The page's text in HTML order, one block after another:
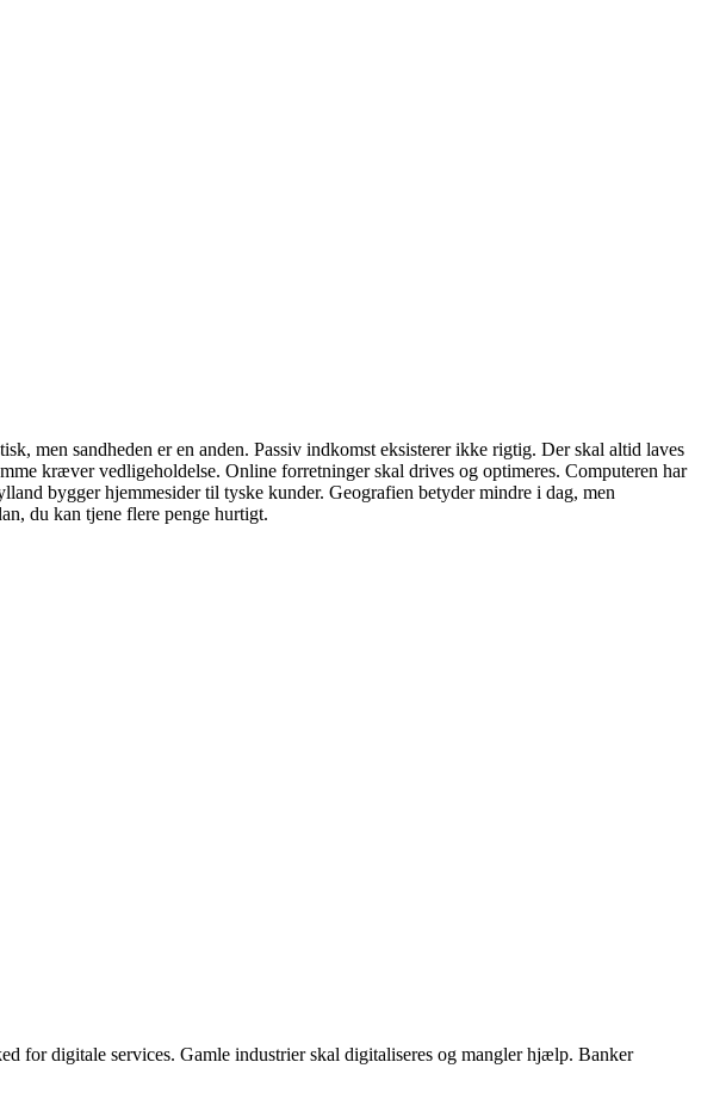
men sandheden er en anden. Passiv indkomst eksisterer ikke rigtig. Der skal altid laves
kræver vedligeholdelse. Online forretninger skal drives og optimeres. Computeren har
bygger hjemmesider til tyske kunder. Geografien betyder mindre i dag, men
du kan tjene flere penge hurtigt.
for digitale services. Gamle industrier skal digitaliseres og mangler hjælp. Banker